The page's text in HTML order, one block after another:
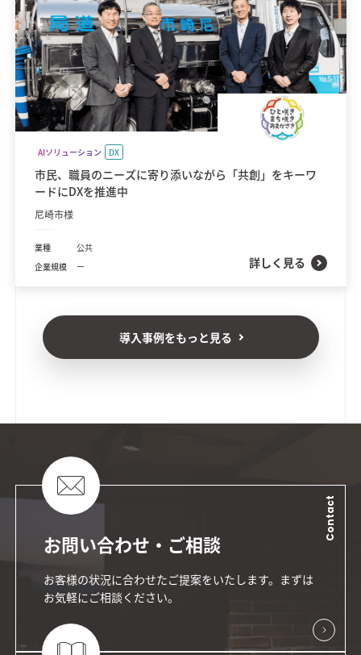
AIソリューション DX
市民、職員のニーズに寄り添いながら「共創」をキーワ
ードにDXを推進中
尼崎市様
業種
公共
企業規模
ー 詳しく見る
導入事例をもっと見る
お問い合わせ・ご相談
お客様の状況に合わせたご提案をいたします。まずは
お気軽にご相談ください。
Contact